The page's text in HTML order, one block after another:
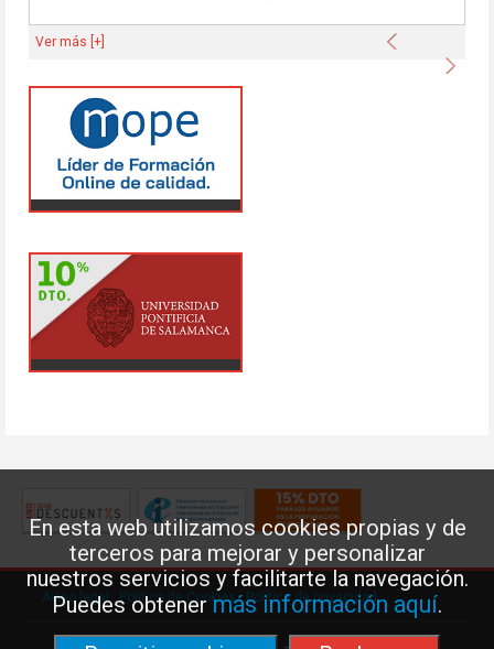
En esta web utilizamos cookies propias y de
terceros para mejorar y personalizar
nuestros servicios y facilitarte la navegación.
Puedes obtenermás información aquí.
Anterior
Ver más [+]
Aviso legal·Política de Cookies·Política de privacidad